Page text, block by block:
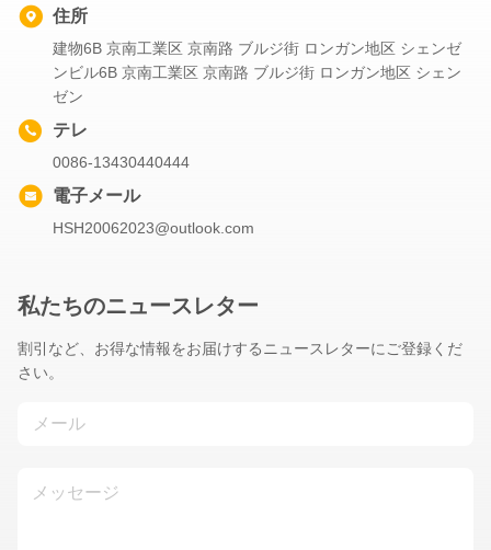
住所
建物6B 京南工業区 京南路 ブルジ街 ロンガン地区 シェンゼ
ンビル6B 京南工業区 京南路 ブルジ街 ロンガン地区 シェン
ゼン
テレ
0086-13430440444
電子メール
HSH20062023@outlook.com
私たちのニュースレター
割引など、お得な情報をお届けするニュースレターにご登録くだ
さい。